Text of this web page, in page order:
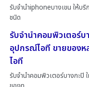
รับจำนำiphoneบางเขน ให้บ
ชนิด
รับจำนำคอมพิวเตอร์บ
อุปกรณ์ไอที ขายของ
ไอที
รับจำนำคอมพิวเตอร์บางกะปิ